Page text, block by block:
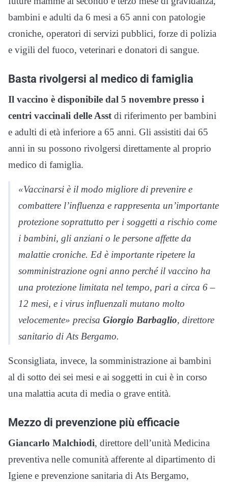
bambini e adulti da 6 mesi a 65 anni con patologie
croniche, operatori di servizi pubblici, forze di polizia
e vigili del fuoco, veterinari e donatori di sangue.
Basta rivolgersi al medico di famiglia
Il vaccino è disponibile dal 5 novembre presso i
centri vaccinali delle Asst di riferimento per bambini
e adulti di età inferiore a 65 anni. Gli assistiti dai 65
anni in su possono rivolgersi direttamente al proprio
medico di famiglia.
«Vaccinarsi è il modo migliore di prevenire e
combattere l’influenza e rappresenta un’importante
protezione soprattutto per i soggetti a rischio come
i bambini, gli anziani o le persone affette da
malattie croniche. Ed è importante ripetere la
somministrazione ogni anno perché il vaccino ha
una protezione limitata nel tempo, pari a circa 6 –
12 mesi, e i virus influenzali mutano molto
velocemente» precisa Giorgio Barbaglio, direttore
sanitario di Ats Bergamo.
Sconsigliata, invece, la somministrazione ai bambini
al di sotto dei sei mesi e ai soggetti in cui è in corso
una malattia acuta di media o grave entità.
Mezzo di prevenzione più efficacie
Giancarlo Malchiodi, direttore dell’unità Medicina
preventiva nelle comunità afferente al dipartimento di
Igiene e prevenzione sanitaria di Ats Bergamo,